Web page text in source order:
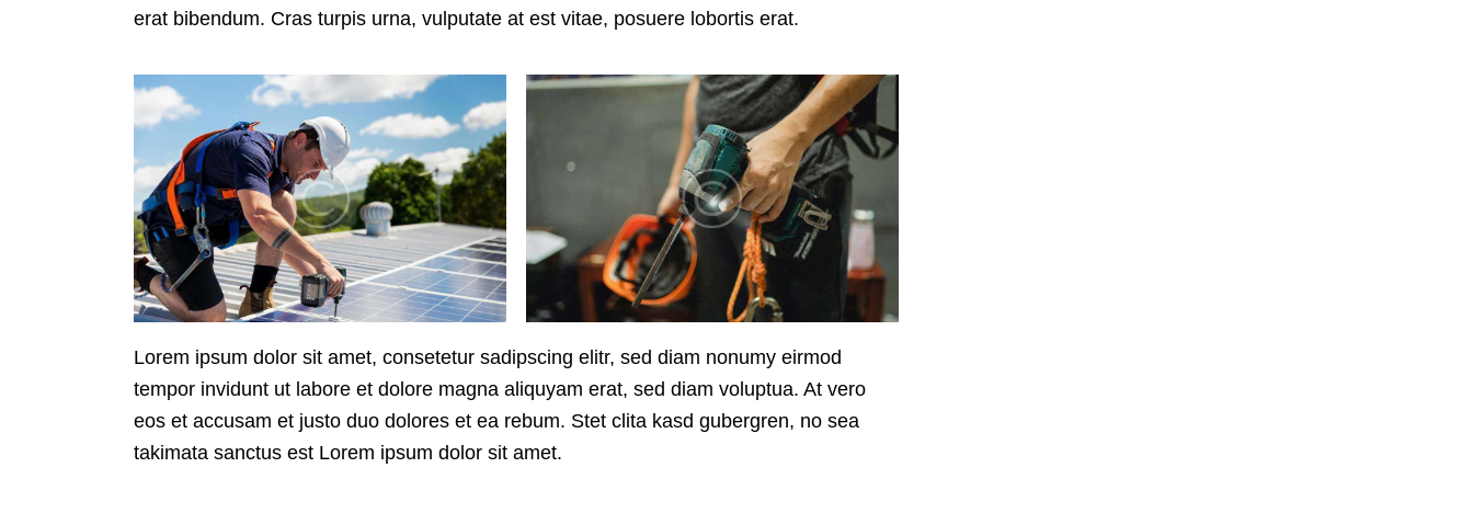
erat bibendum. Cras turpis urna, vulputate at est vitae, posuere lobortis erat.
Lorem ipsum dolor sit amet, consetetur sadipscing elitr, sed diam nonumy eirmod
tempor invidunt ut labore et dolore magna aliquyam erat, sed diam voluptua. At vero
eos et accusam et justo duo dolores et ea rebum. Stet clita kasd gubergren, no sea
takimata sanctus est Lorem ipsum dolor sit amet.